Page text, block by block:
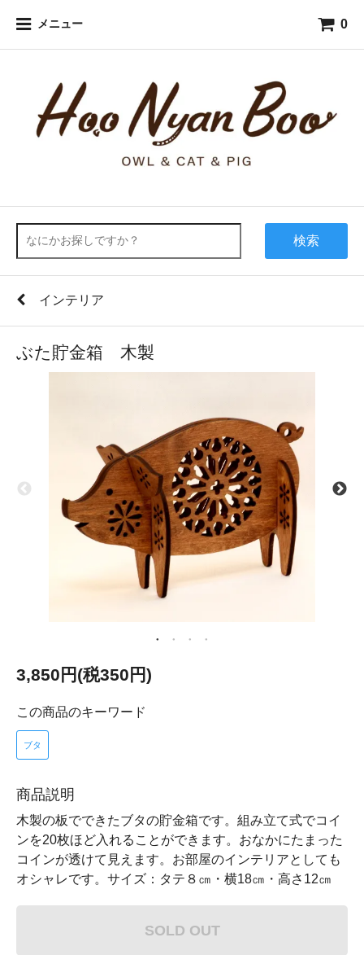
メニュー 0
検索
インテリア
ぶた貯金箱 木製
3,850円(税350円)
この商品のキーワード
ブタ
商品説明
木製の板でできたブタの貯金箱です。組み立て式でコイ
ンを20枚ほど入れることができます。おなかにたまった
コインが透けて見えます。お部屋のインテリアとしても
オシャレです。サイズ：タテ８㎝・横18㎝・高さ12㎝
SOLD OUT